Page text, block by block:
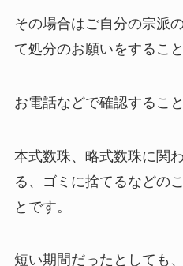
その場合はご自分の宗派
て処分のお願いをするこ
お電話などで確認するこ
本式数珠、略式数珠に関
る、ゴミに捨てるなどの
とです。
短い期間だったとしても